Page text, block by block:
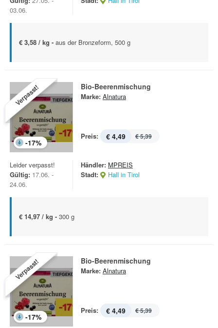
03.06.
€ 3,58 / kg - aus der Bronzeform, 500 g
Verpasst!
-17%
Bio-Beerenmischung
Marke: Alnatura
Preis: € 4,49 € 5,39
Leider verpasst!
Gültig: 17.06. -
24.06.
Händler: MPREIS
Stadt:
Hall in Tirol
€ 14,97 / kg - 300 g
Verpasst!
-17%
Bio-Beerenmischung
Marke: Alnatura
Preis: € 4,49 € 5,39